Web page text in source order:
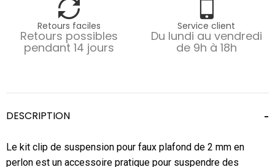
Retours faciles
Retours possibles
pendant 14 jours
Service client
Du lundi au vendredi
de 9h à 18h
DESCRIPTION
Le kit clip de suspension pour faux plafond de 2 mm en
perlon est un accessoire pratique pour suspendre des